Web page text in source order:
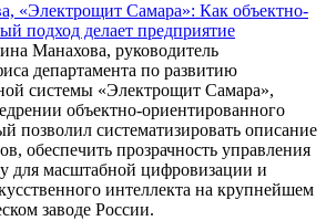
«Электрощит Самара»: Как объектно-
подход делает предприятие
Манахова, руководитель
департамента по развитию
системы «Электрощит Самара»,
объектно‑ориентированного
позволил систематизировать описание
обеспечить прозрачность управления
для масштабной цифровизации и
интеллекта на крупнейшем
заводе России.